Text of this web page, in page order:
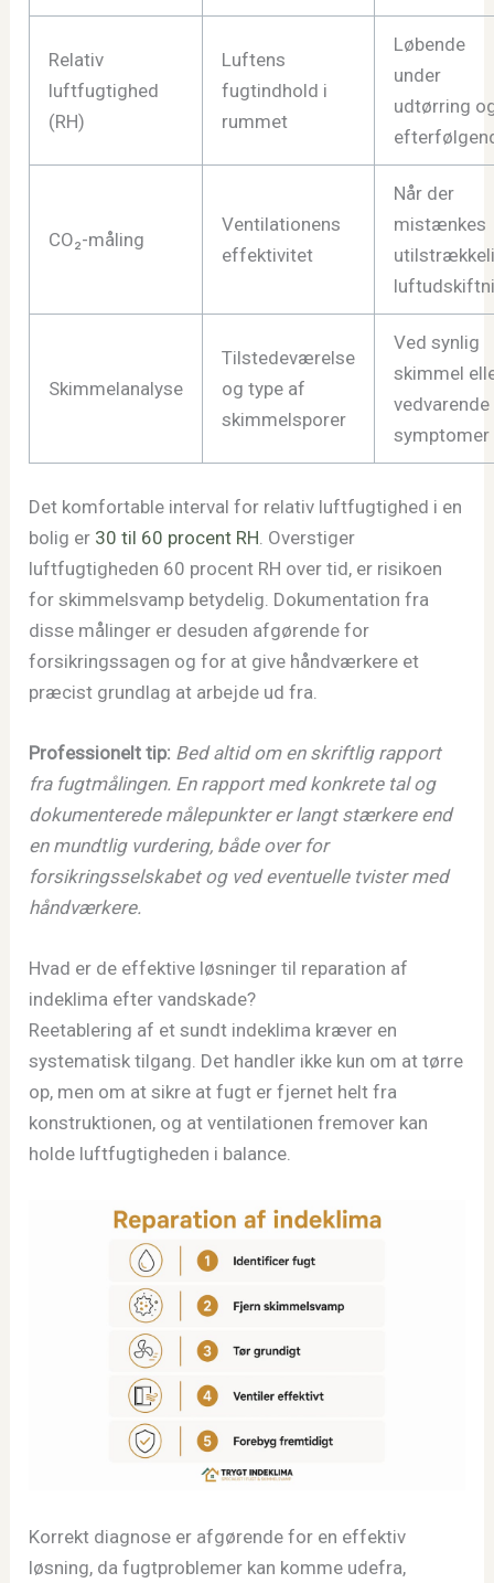
Relativ
luftfugtighed
(RH)
Luftens
fugtindhold i
rummet
Løbende
under
udtørring
CO₂-måling
Ventilationens
effektivitet
Når der
mistænkes
Skimmelanalyse
Tilstedeværelse
og type af
skimmelsporer
Ved synlig
skimmel
vedvarende
symptomer
Det komfortable interval for relativ luftfugtighed i en
bolig er 30 til 60 procent RH. Overstiger
luftfugtigheden 60 procent RH over tid, er risikoen
for skimmelsvamp betydelig. Dokumentation fra
disse målinger er desuden afgørende for
forsikringssagen og for at give håndværkere et
præcist grundlag at arbejde ud fra.
Professionelt tip: Bed altid om en skriftlig rapport
fra fugtmålingen. En rapport med konkrete tal og
dokumenterede målepunkter er langt stærkere end
en mundtlig vurdering, både over for
forsikringsselskabet og ved eventuelle tvister med
håndværkere.
Hvad er de effektive løsninger til reparation af
indeklima efter vandskade?
Reetablering af et sundt indeklima kræver en
systematisk tilgang. Det handler ikke kun om at tørre
op, men om at sikre at fugt er fjernet helt fra
konstruktionen, og at ventilationen fremover kan
holde luftfugtigheden i balance.
Korrekt diagnose er afgørende for en effektiv
løsning, da fugtproblemer kan komme udefra,